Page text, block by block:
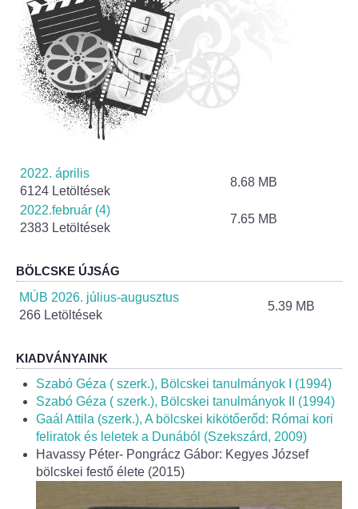
Önkormányzati támogatások
Szabályzatok
Pályázatok
Szerződések
Helyi Esélyegyenlőség Program
Alapítványok
Helyi Építési Szabályzat
INTÉZMÉNYEK
Bölcskei Mesevár Óvoda és Bölcsőde
Óvodakert
2022. április
6124 Letöltések
8.68 MB
2022.február (4)
2383 Letöltések
7.65 MB
BÖLCSKE ÚJSÁG
MÚB 2026. július-augusztus
266 Letöltések
5.39 MB
KIADVÁNYAINK
Szabó Géza ( szerk.), Bölcskei tanulmányok I (1994)
Szabó Géza ( szerk.), Bölcskei tanulmányok II (1994)
Gaál Attila (szerk.), A bölcskei kikötőerőd: Római kori
feliratok és leletek a Dunából (Szekszárd, 2009)
Havassy Péter- Pongrácz Gábor: Kegyes József
bölcskei festő élete (2015)